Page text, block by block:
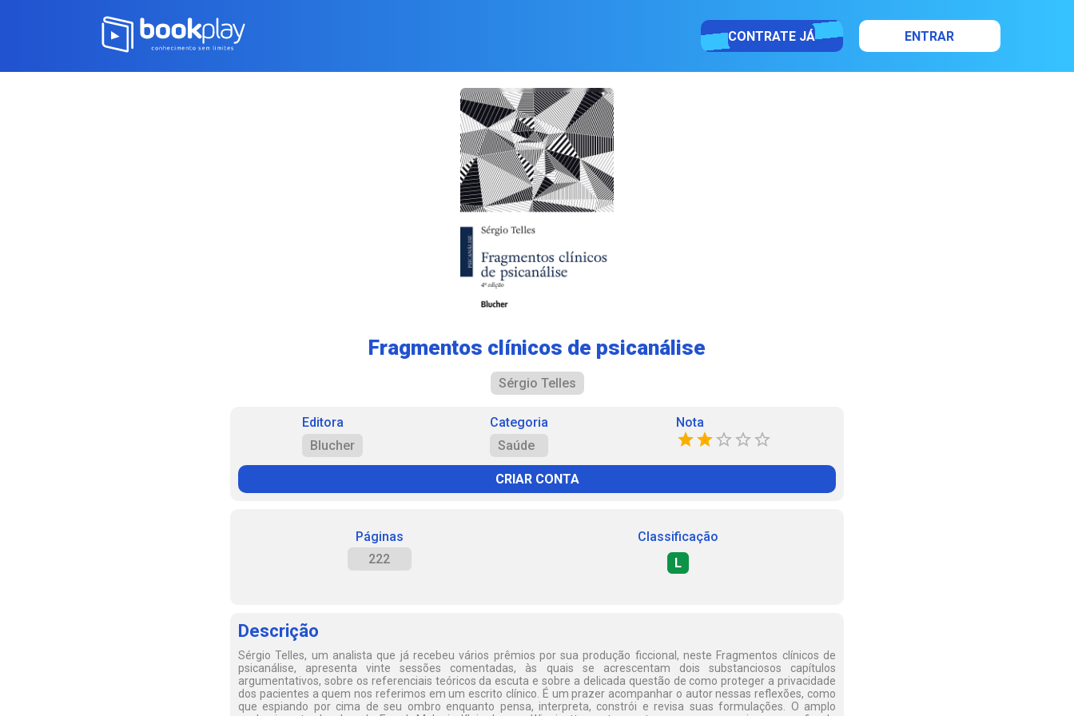
CONTRATE JÁ ENTRAR
Fragmentos clínicos de psicanálise
Sérgio Telles
Editora
Blucher
Categoria
Saúde
Nota
CRIAR CONTA
Páginas
222
Classificação
L
Descrição
Sérgio Telles, um analista que já recebeu vários prêmios por sua produção ficcional, neste Fragmentos clínicos de
psicanálise, apresenta vinte sessões comentadas, às quais se acrescentam dois substanciosos capítulos
argumentativos, sobre os referenciais teóricos da escuta e sobre a delicada questão de como proteger a privacidade
dos pacientes a quem nos referimos em um escrito clínico. É um prazer acompanhar o autor nessas reflexões, como
que espiando por cima de seu ombro enquanto pensa, interpreta, constrói e revisa suas formulações. O amplo